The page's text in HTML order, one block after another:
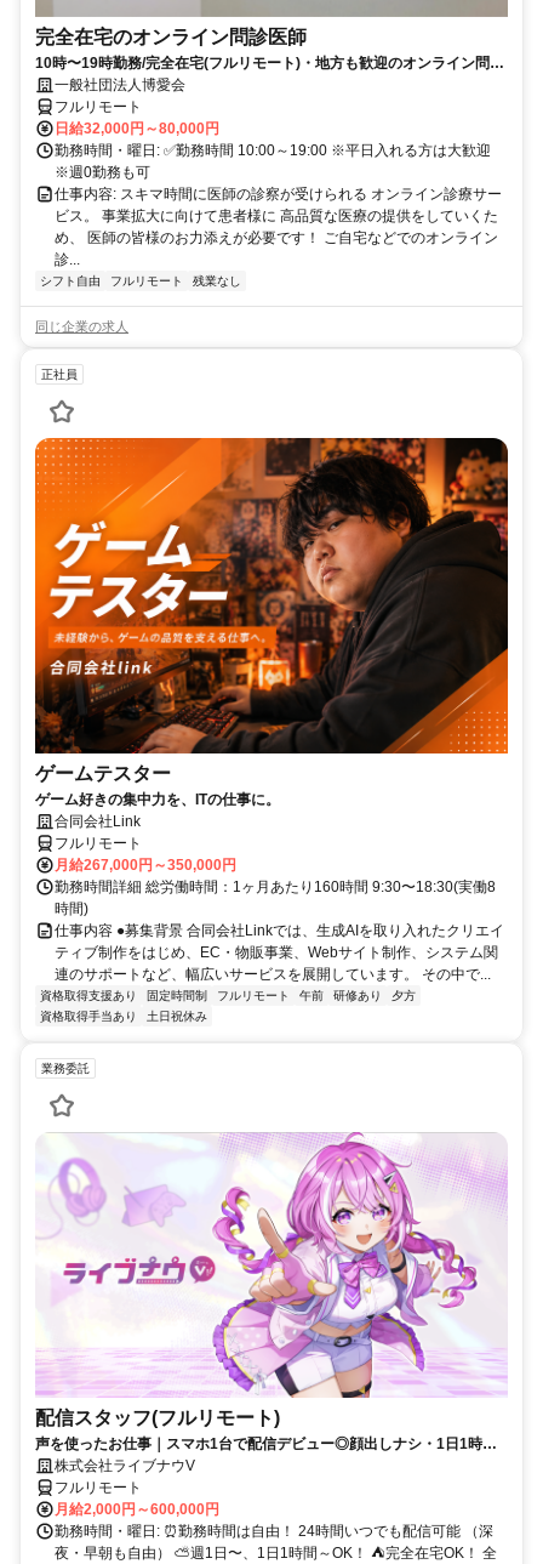
完全在宅のオンライン問診医師
10時〜19時勤務/完全在宅(フルリモート)・地方も歓迎のオンライン問診
業務一般社団法人博愛会
フルリモート
日給32,000円～80,000円
勤務時間・曜日: ✅勤務時間 10:00～19:00 ※平日入れる方は大歓迎
※週0勤務も可
仕事内容: スキマ時間に医師の診察が受けられる オンライン診療サー
ビス。 事業拡大に向けて患者様に 高品質な医療の提供をしていくた
め、 医師の皆様のお力添えが必要です！ ご自宅などでのオンライン
診...
シフト自由 フルリモート 残業なし
同じ企業の求人
正社員
ゲームテスター
ゲーム好きの集中力を、ITの仕事に。
合同会社Link
フルリモート
月給267,000円～350,000円
勤務時間詳細 総労働時間：1ヶ月あたり160時間 9:30〜18:30(実働8
時間)
仕事内容 ●募集背景 合同会社Linkでは、生成AIを取り入れたクリエイ
ティブ制作をはじめ、EC・物販事業、Webサイト制作、システム関
連のサポートなど、幅広いサービスを展開しています。 その中で...
資格取得支援あり 固定時間制 フルリモート 午前 研修あり
夕方
資格取得手当あり
土日祝休み
業務委託
配信スタッフ(フルリモート)
声を使ったお仕事｜スマホ1台で配信デビュー◎顔出しナシ・1日1時間
～OK♪
株式会社ライブナウV
フルリモート
月給2,000円～600,000円
勤務時間・曜日: ⏰勤務時間は自由！ 24時間いつでも配信可能 （深
夜・早朝も自由） ⛅週1日〜、1日1時間～OK！ ⛺完全在宅OK！ 全